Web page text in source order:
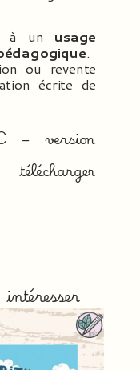
à un usage
.
ou revente
écrite de
– version